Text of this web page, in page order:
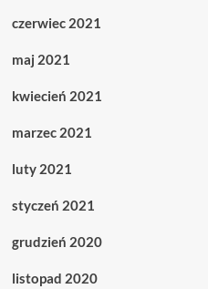
czerwiec 2021
maj 2021
kwiecień 2021
marzec 2021
luty 2021
styczeń 2021
grudzień 2020
listopad 2020